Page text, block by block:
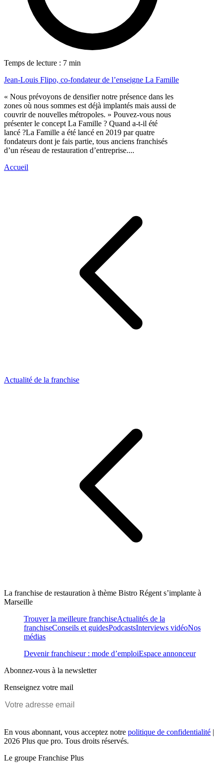
Temps de lecture : 7 min
Jean-Louis Flipo, co-fondateur de l’enseigne La Famille
« Nous prévoyons de densifier notre présence dans les
zones où nous sommes est déjà implantés mais aussi de
couvrir de nouvelles métropoles. » Pouvez-vous nous
présenter le concept La Famille ? Quand a-t-il été
lancé ?La Famille a été lancé en 2019 par quatre
fondateurs dont je fais partie, tous anciens franchisés
d’un réseau de restauration d’entreprise....
Accueil
Actualité de la franchise
La franchise de restauration à thème Bistro Régent s’implante à
Marseille
Trouver la meilleure franchiseActualités de la
franchiseConseils et guidesPodcastsInterviews vidéoNos
médias
Devenir franchiseur : mode d’emploiEspace annonceur
Abonnez-vous à la newsletter
Renseignez votre mail
En vous abonnant, vous acceptez notre politique de confidentialité |
2026 Plus que pro. Tous droits réservés.
Le groupe Franchise Plus